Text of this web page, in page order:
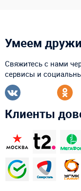
Умеем
Свяжитесь с нами
сервисы и
Клиенты